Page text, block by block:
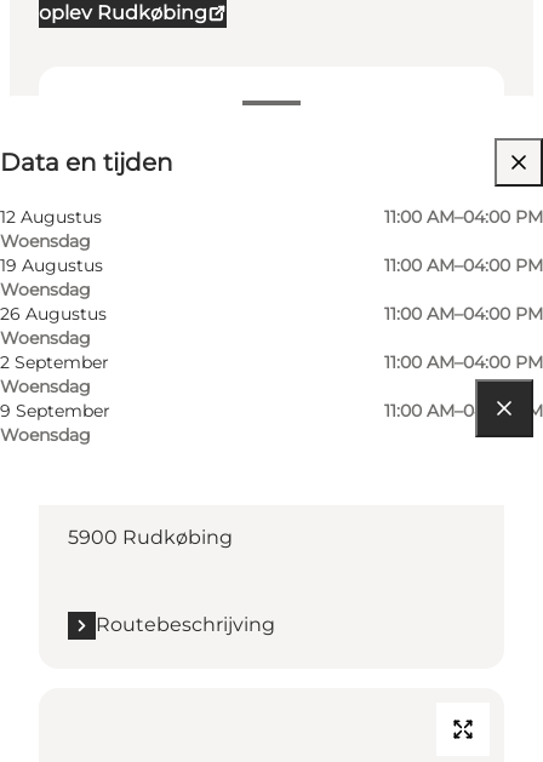
oplev Rudkøbing
Data en tijden
12 Augustus
Woensdag
11:00 AM–04:00 PM
19 Augustus
Woensdag
11:00 AM–04:00 PM
26 Augustus
Woensdag
11:00 AM–04:00 PM
2 September
Woensdag
11:00 AM–04:00 PM
9 September
Woensdag
11:00 AM–04:00 PM
Website bezoeken
Routebeschrijving
5900 Rudkøbing
Routebeschrijving